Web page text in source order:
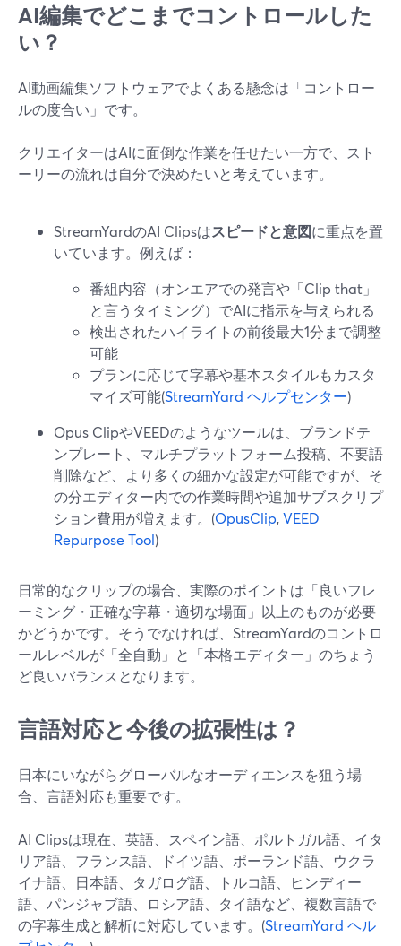
AI編集でどこまでコントロールした
い？
AI動画編集ソフトウェアでよくある懸念は「コントロー
ルの度合い」です。
クリエイターはAIに面倒な作業を任せたい一方で、スト
ーリーの流れは自分で決めたいと考えています。
StreamYardのAI Clipsはスピードと意図に重点を置
いています。例えば：
番組内容（オンエアでの発言や「Clip that」
と言うタイミング）でAIに指示を与えられる
検出されたハイライトの前後最大1分まで調整
可能
プランに応じて字幕や基本スタイルもカスタ
マイズ可能(StreamYard ヘルプセンター)
Opus ClipやVEEDのようなツールは、ブランドテ
ンプレート、マルチプラットフォーム投稿、不要語
削除など、より多くの細かな設定が可能ですが、そ
の分エディター内での作業時間や追加サブスクリプ
ション費用が増えます。(OpusClip,VEED
Repurpose Tool)
日常的なクリップの場合、実際のポイントは「良いフレ
ーミング・正確な字幕・適切な場面」以上のものが必要
かどうかです。そうでなければ、StreamYardのコントロ
ールレベルが「全自動」と「本格エディター」のちょう
ど良いバランスとなります。
言語対応と今後の拡張性は？
日本にいながらグローバルなオーディエンスを狙う場
合、言語対応も重要です。
AI Clipsは現在、英語、スペイン語、ポルトガル語、イタ
リア語、フランス語、ドイツ語、ポーランド語、ウクラ
イナ語、日本語、タガログ語、トルコ語、ヒンディー
語、パンジャブ語、ロシア語、タイ語など、複数言語で
の字幕生成と解析に対応しています。(StreamYard ヘル